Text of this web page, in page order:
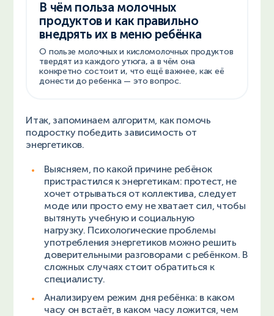
В чём польза молочных
продуктов и как правильно
внедрять их в меню ребёнка
О пользе молочных и кисломолочных продуктов
твердят из каждого утюга, а в чём она
конкретно состоит и, что ещё важнее, как её
донести до ребенка — это вопрос.
Итак, запоминаем алгоритм, как помочь
подростку победить зависимость от
энергетиков.
Выясняем, по какой причине ребёнок
пристрастился к энергетикам: протест, не
хочет отрываться от коллектива, следует
моде или просто ему не хватает сил, чтобы
вытянуть учебную и социальную
нагрузку. Психологические проблемы
употребления энергетиков можно решить
доверительными разговорами с ребёнком. В
сложных случаях стоит обратиться к
специалисту.
Анализируем режим дня ребёнка: в каком
часу он встаёт, в каком часу ложится, чем